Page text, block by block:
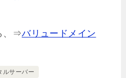
、⇒バリュードメイン
ルサーバー